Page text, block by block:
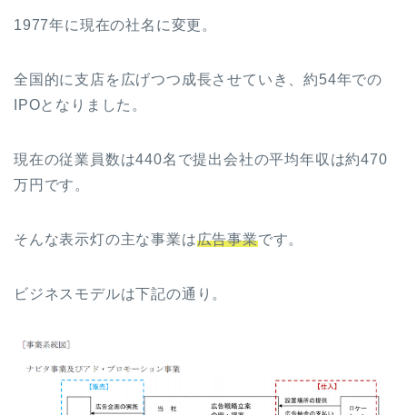
1977年に現在の社名に変更。
全国的に支店を広げつつ成長させていき、約54年での
IPOとなりました。
現在の従業員数は440名で提出会社の平均年収は約470
万円です。
そんな表示灯の主な事業は広告事業です。
ビジネスモデルは下記の通り。